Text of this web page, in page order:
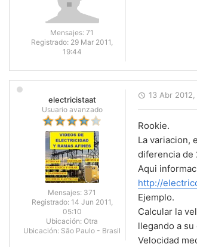
Mensajes: 71
Registrado: 29 Mar 2011,
19:44
electricistaat
Usuario avanzado
Mensajes: 371
Registrado: 14 Jun 2011,
05:10
Ubicación: Otra
Ubicación: São Paulo - Brasil
13 Abr 2012,
Rookie.
La variacion,
diferencia de
Aqui
http://
Ejemplo.
Calcular la
llegando a
Velocidad